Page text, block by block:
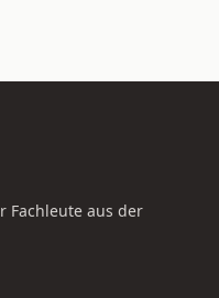
Fachleute aus der